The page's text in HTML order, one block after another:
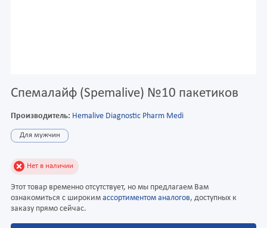
Спемалайф (Spemalive) №10 пакетиков
Производитель: Hemalive Diagnostic Pharm Medi
Для мужчин
Нет в наличии
Этот товар временно отсутствует, но мы предлагаем Вам
ознакомиться с широким ассортиментом аналогов, доступных к
заказу прямо сейчас.